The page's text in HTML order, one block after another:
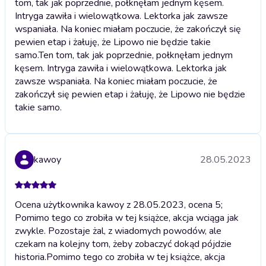
tom, tak jak poprzednie, połknęłam jednym kęsem.
Intryga zawiła i wielowątkowa. Lektorka jak zawsze
wspaniała. Na koniec miałam poczucie, że zakończył się
pewien etap i żałuję, że Lipowo nie będzie takie
samo.Ten tom, tak jak poprzednie, połknęłam jednym
kęsem. Intryga zawiła i wielowątkowa. Lektorka jak
zawsze wspaniała. Na koniec miałam poczucie, że
zakończył się pewien etap i żałuję, że Lipowo nie będzie
takie samo.
kawoy 28.05.2023
Ocena użytkownika kawoy z 28.05.2023, ocena 5;
Pomimo tego co zrobiła w tej książce, akcja wciąga jak
zwykle. Pozostaje żal, z wiadomych powodów, ale
czekam na kolejny tom, żeby zobaczyć dokąd pójdzie
historia.Pomimo tego co zrobiła w tej książce, akcja